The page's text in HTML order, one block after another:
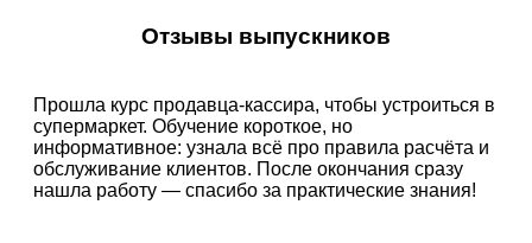
Отзывы выпускников
Прошла курс продавца-кассира, чтобы устроиться в
супермаркет. Обучение короткое, но
информативное: узнала всё про правила расчёта и
обслуживание клиентов. После окончания сразу
нашла работу — спасибо за практические знания!